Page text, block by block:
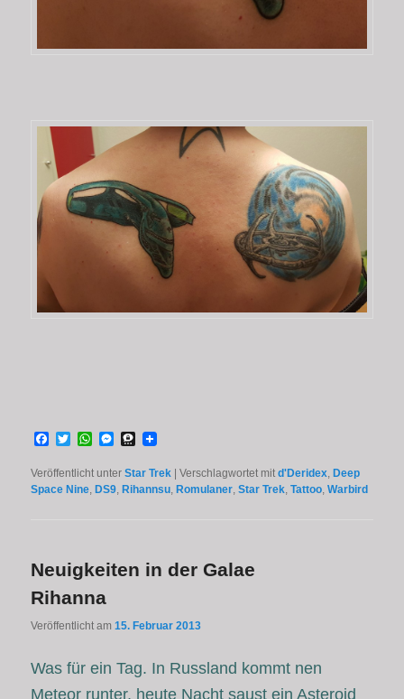
Facebook
TwitterWhatsApp
Messenger
Threema
Veröffentlicht unter Star Trek |Verschlagwortet mit d'Deridex ,Deep
Space Nine ,DS9 ,Rihannsu ,Romulaner ,Star Trek ,Tattoo ,Warbird
Neuigkeiten in der Galae
Rihanna
Veröffentlicht am15. Februar 2013
Was für ein Tag. In Russland kommt nen
Meteor runter, heute Nacht saust ein Asteroid